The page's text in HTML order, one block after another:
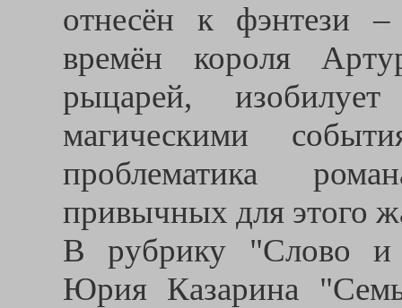
отнесён к фэнтези
времён короля
рыцарей,
магическими
проблематика
привычных для этого
В рубрику "Слово и
Юрия Казарина